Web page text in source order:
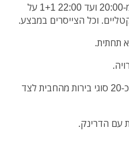
כל יום חוץ משישי מ-20:00 ועד 22:00 1+1 על
וכל הצייסרים במבצע.
תחתית.
בעיקר בירות וצייסרים. כ-20 סוגי בירות מהחבית לצד
עם הדרינק.